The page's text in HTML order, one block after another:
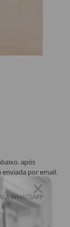
após
por email.
WHATSAPP